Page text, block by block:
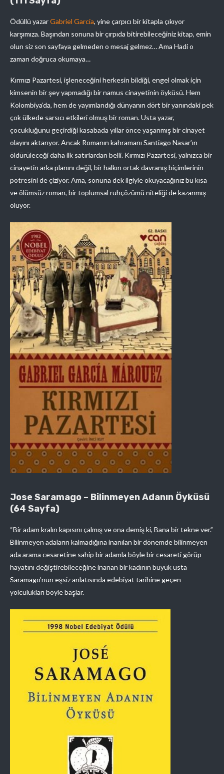
Ödüllü yazarGabriel Garcia, yine çarpıcı bir kitapla çıkıyor
karşımıza. Başından sonuna bir çırpıda bitirebileceğiniz kitap, emin
olun siz son sayfaya gelmeden o mesaj gelmez… Ama Hadi o
zaman doğruca okumaya…
Kırmızı Pazartesi, işleneceğini herkesin bildiği, engel olmak için
kimsenin bir şey yapmadığı bir namus cinayetinin öyküsü. Hem
Kolombiya’da, hem de yayımlandığı dünyanın dört bir yanındaki pek
çok ülkede sarsıcı etkileri olmuş bir roman. Usta yazar,
çocukluğunu geçirdiği kasabada yıllar önce yaşanmış bir cinayet
olayını aktarıyor. Ancak Romanın kahramanı Santiago Nasar’ın
öldürüleceği daha ilk satırlardan belli. Kırmızı Pazartesi, yalnızca bir
cinayetin arka planını değil, bir halkın ortak davranış biçimlerinin
potresini de çiziyor. Ama, sonuna dek ilgiyle okuyacağınız bu kısa
ve ölümsüz roman, bir toplumsal ruhçözümü niteliği de kazanmış
oluyor.
Jose Saramago – Bilinmeyen Adanın Öyküsü
(64 Sayfa)
“Bir adam kralın kapısını çalmış ve ona demiş ki, Bana bir tekne ver.”
Bilinmeyen adaların kalmadığına inanılan bir dönemde bilinmeyen
ada arama cesaretine sahip bir adamla böyle bir cesareti görüp
hayatını değiştirebileceğine inanan bir kadının büyük usta
Saramago’nun eşsiz anlatısında edebiyat tarihine geçen
yolculukları böyle başlar.